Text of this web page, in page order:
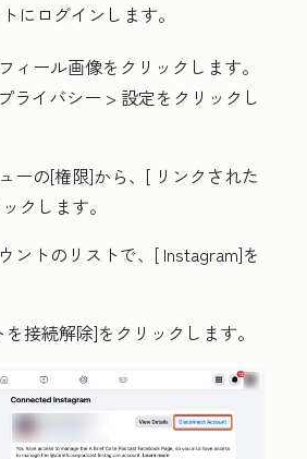
にログインします。
ィール画像を クリックします。
ライバシー > 設定を クリックし
ーの[権限]から、[ リンクされた
クします。
ントの リストで、[ Instagram]を
を接続解除]をクリックします。